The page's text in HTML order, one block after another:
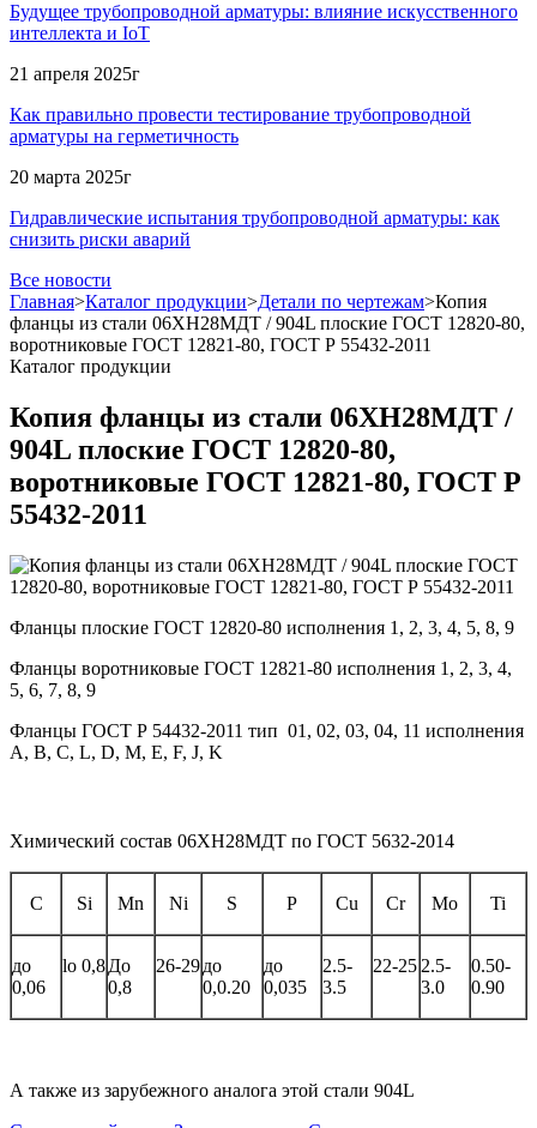
Будущее трубопроводной арматуры: влияние искусственного
интеллекта и IoT
21 апреля 2025г
Как правильно провести тестирование трубопроводной
арматуры на герметичность
20 марта 2025г
Гидравлические испытания трубопроводной арматуры: как
снизить риски аварий
Все новости
Главная>Каталог продукции>Детали по чертежам>Копия
фланцы из стали 06ХН28МДТ / 904L плоские ГОСТ 12820-80,
воротниковые ГОСТ 12821-80, ГОСТ Р 55432-2011
Каталог продукции
Копия фланцы из стали 06ХН28МДТ /
904L плоские ГОСТ 12820-80,
воротниковые ГОСТ 12821-80, ГОСТ Р
55432-2011
Фланцы плоские ГОСТ 12820-80 исполнения 1, 2, 3, 4, 5, 8, 9
Фланцы воротниковые ГОСТ 12821-80 исполнения 1, 2, 3, 4,
5, 6, 7, 8, 9
Фланцы ГОСТ Р 54432-2011 тип 01, 02, 03, 04, 11 исполнения
A, B, С, L, D, M, E, F, J, K
Химический состав 06ХН28МДТ по ГОСТ 5632-2014
C Si Mn Ni S P Cu Cr Mo Ti
до
0,06
lо 0,8До
0,8
26-29до
0,0.20
до
0,035
2.5-
3.5
22-25 2.5-
3.0
0.50-
0.90
А также из зарубежного аналога этой стали 904L